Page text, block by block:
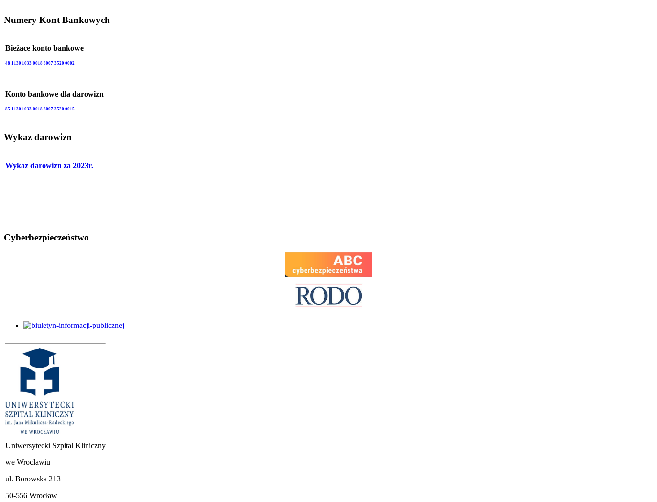
Numery Kont Bankowych
Bieżące konto bankowe
48 1130 1033 0018 8007 3520 0002
Konto bankowe dla darowizn
85 1130 1033 0018 8007 3520 0015
Wykaz darowizn
Wykaz darowizn za 2023r.
Cyberbezpieczeństwo
Uniwersytecki Szpital Kliniczny
we Wrocławiu
ul. Borowska 213
50-556 Wrocław